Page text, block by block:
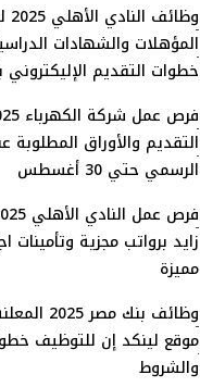
المؤهلات والشهادات
خطوات التقديم الإليكتروني
التقديم والأوراق المطلوبة
الرسمي حتي 30 أغسطس
زايد برواتب مجزية وتأمينات
مميزة
وظائف بنك
موقع لينكد إن للتوظيف
والشروط